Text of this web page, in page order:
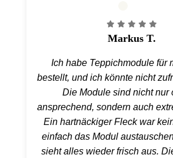
Markus T.
Ich habe Teppichmodule für
bestellt, und ich könnte nicht
Die Module sind nicht nur
ansprechend, sondern auch
Ein hartnäckiger Fleck war
einfach das Modul
sieht alles wieder frisch aus.